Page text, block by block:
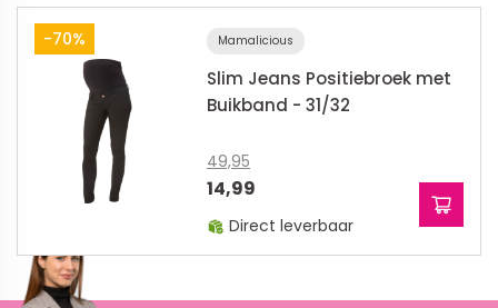
-70% Mamalicious
Slim Jeans Positiebroek met
Buikband - 31/32
49,95
14,99
Direct leverbaar